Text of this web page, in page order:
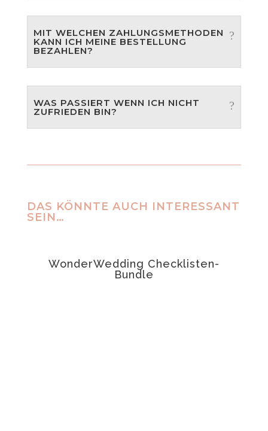
MIT WELCHEN ZAHLUNGSMETHODEN
KANN ICH MEINE BESTELLUNG
BEZAHLEN?
WAS PASSIERT WENN ICH NICHT
ZUFRIEDEN BIN?
DAS KÖNNTE AUCH INTERESSANT
SEIN…
ANGEBOT!
WonderWedding Checklisten-
Bundle